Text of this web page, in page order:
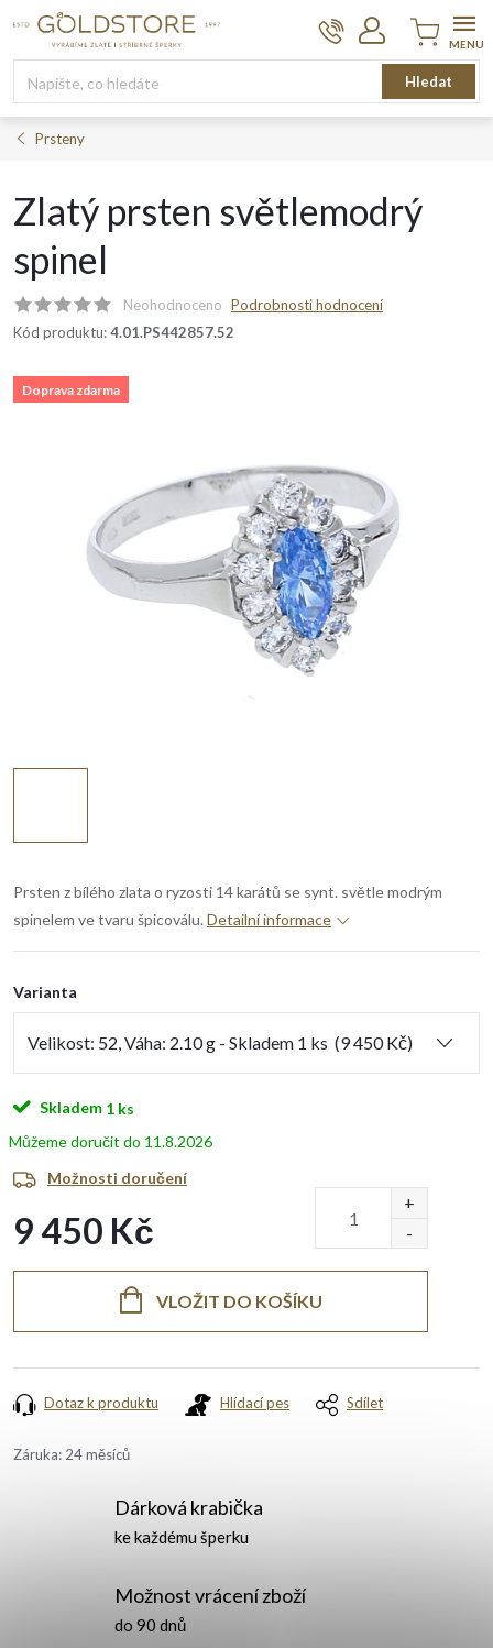
Hledat
Nákupní
košík
Prsteny
Zlatý prsten světlemodrý
spinel
Neohodnoceno Podrobnosti hodnocení
Kód produktu:4.01.PS442857.52
Doprava zdarma
Prsten z bílého zlata o ryzosti 14 karátů se synt. světle modrým
spinelem ve tvaru špicoválu. Detailní informace
Varianta
Skladem 1 ks
11.8.2026
Možnosti doručení
9 450 Kč
VLOŽIT DO KOŠÍKU
Dotaz k produktu Hlídací pes Sdílet
Záruka: 24 měsíců
Dárková krabička
ke každému šperku
Možnost vrácení zboží
do 90 dnů